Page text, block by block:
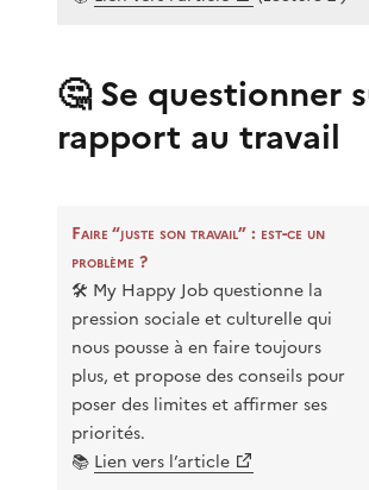
🤔 Se questionner
rapport au travail
Faire “juste son travail” : est-ce un
problème ?
🛠️ My Happy Job questionne la
pression sociale et culturelle qui
nous pousse à en faire toujours
plus, et propose des conseils pour
poser des limites et affirmer ses
priorités.
📚 Lien vers l’article